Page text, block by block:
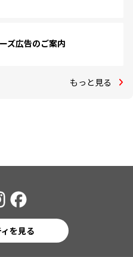
ズ広告のご案内
もっと見る
を見る